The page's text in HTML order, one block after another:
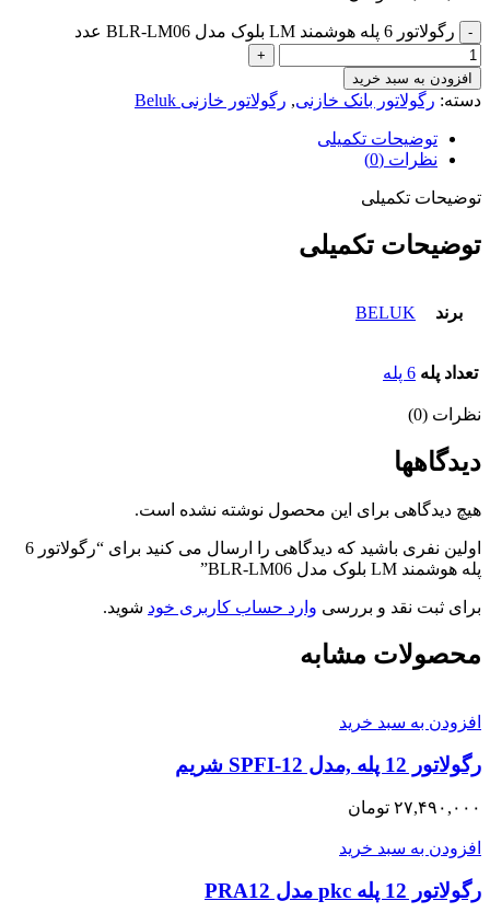
رگولاتور 6 پله هوشمند LM بلوک مدل BLR-LM06 عدد
افزودن به سبد خرید
دسته: رگولاتور بانک خازنی, رگولاتور خازنی Beluk
توضیحات تکمیلی
نظرات (0)
توضیحات تکمیلی
توضیحات تکمیلی
برند BELUK
تعداد پله 6 پله
نظرات (0)
دیدگاهها
هیچ دیدگاهی برای این محصول نوشته نشده است.
اولین نفری باشید که دیدگاهی را ارسال می کنید برای “رگولاتور 6
پله هوشمند LM بلوک مدل BLR-LM06”
برای ثبت نقد و بررسی وارد حساب کاربری خود شوید.
محصولات مشابه
افزودن به سبد خرید
رگولاتور 12 پله ,مدل SPFI-12 شریم
۲۷,۴۹۰,۰۰۰ تومان
افزودن به سبد خرید
رگولاتور 12 پله pkc مدل PRA12